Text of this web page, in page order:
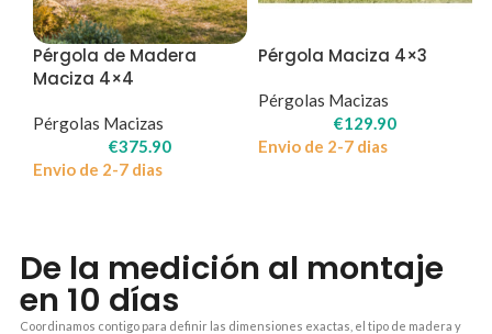
Pérgola de Madera
Maciza 4×4
Pérgolas Macizas
€375.90
Envio de 2-7 dias
Pérgola Maciza 4×3
Pérgolas Macizas
€129.90
Envio de 2-7 dias
De la medición al montaje
en 10 días
Coordinamos contigo para definir las dimensiones exactas, el tipo de madera y